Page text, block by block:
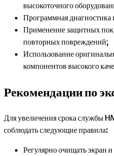
высокоточного
Программная диагностика
Применение защитных
повторных повреждений;
Использование
компонентов высокого
Рекомендации по
Для увеличения срока службы
соблюдать следующие правила:
Регулярно очищать экран